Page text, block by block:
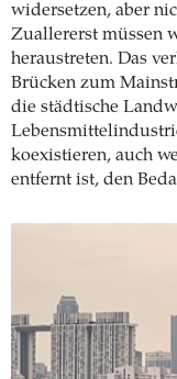
widersetzen, aber
Zuallererst müssen
heraustreten. Das
Brücken zum
die städtische
koexistieren, auch
entfernt ist, den